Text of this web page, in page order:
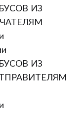
ИЗ
ИЗ